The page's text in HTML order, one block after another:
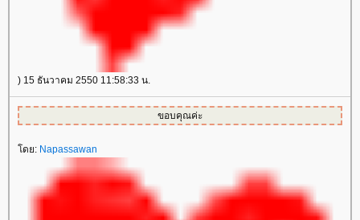
) 15 ธันวาคม 2550 11:58:33 น.
ขอบคุณค่ะ
ดย: Napassawan